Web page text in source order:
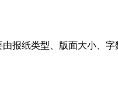
报纸类型、版面大小、